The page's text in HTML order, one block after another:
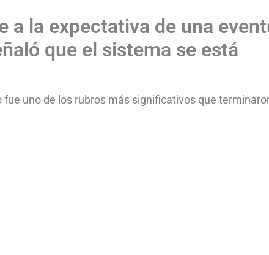
a la expectativa de una
que el sistema se está
uno de los rubros más significativos que